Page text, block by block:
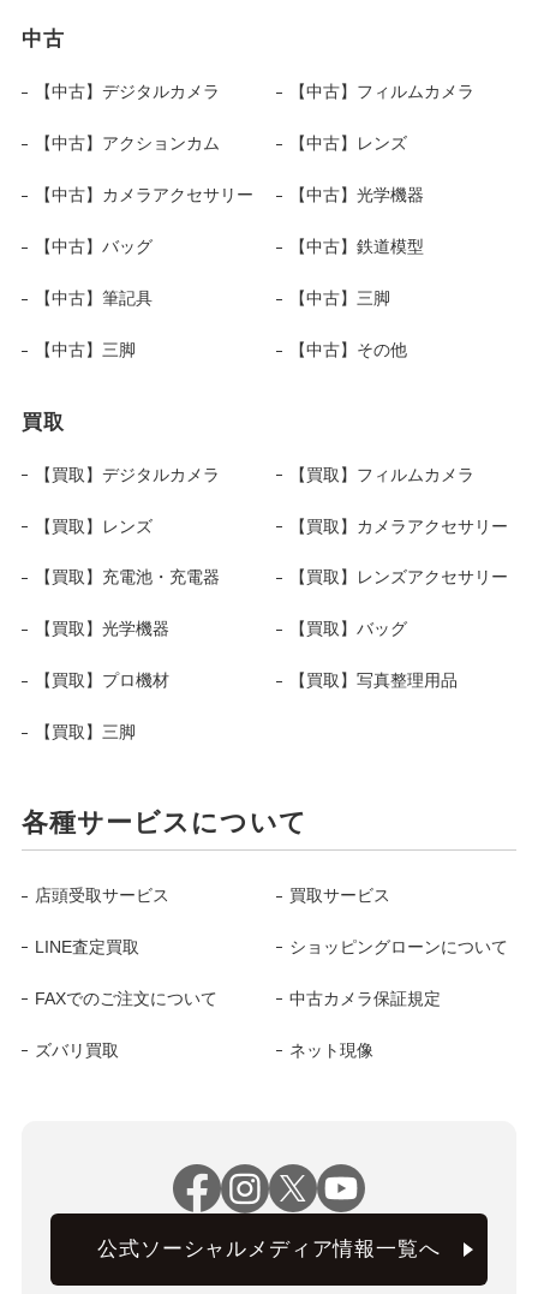
中古
【中古】デジタルカメラ 【中古】フィルムカメラ
【中古】アクションカム 【中古】レンズ
【中古】カメラアクセサリー 【中古】光学機器
【中古】バッグ 【中古】鉄道模型
【中古】筆記具 【中古】三脚
【中古】三脚 【中古】その他
買取
【買取】デジタルカメラ 【買取】フィルムカメラ
【買取】レンズ 【買取】カメラアクセサリー
【買取】充電池・充電器 【買取】レンズアクセサリー
【買取】光学機器 【買取】バッグ
【買取】プロ機材 【買取】写真整理用品
【買取】三脚
各種サービスについて
店頭受取サービス 買取サービス
LINE査定買取 ショッピングローンについて
FAXでのご注文について 中古カメラ保証規定
ズバリ買取 ネット現像
公式ソーシャルメディア情報一覧へ